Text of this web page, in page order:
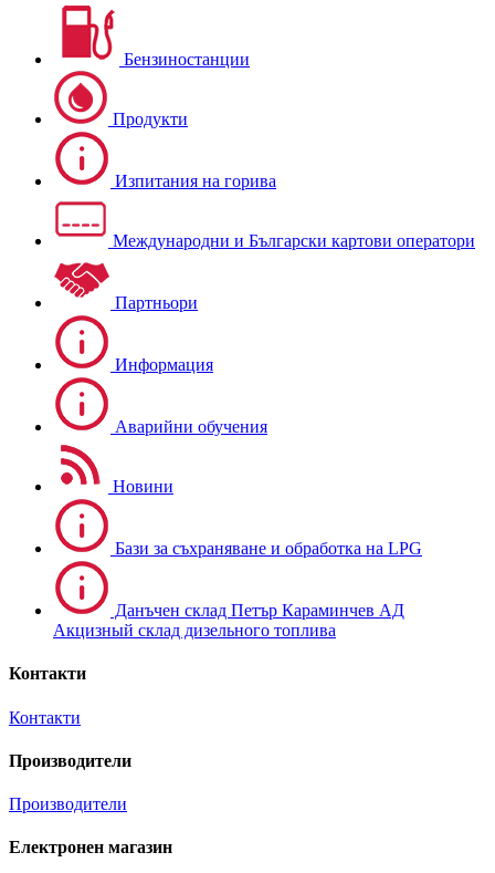
Бензиностанции
Продукти
Изпитания на горива
Международни и Български картови оператори
Партньори
Информация
Аварийни обучения
Новини
Бази за съхраняване и обработка на LPG
Данъчен склад Петър Караминчев АД
Акцизный склад дизельного топлива
Контакти
Контакти
Производители
Производители
Електронен магазин